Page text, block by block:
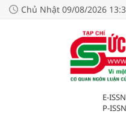
Chủ Nhật 09/08/2026
E-
P-